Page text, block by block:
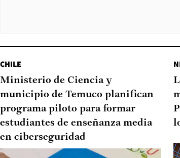
CHILE
Ministerio de Ciencia y
municipio de Temuco planifican
programa piloto para formar
estudiantes de enseñanza media
en ciberseguridad